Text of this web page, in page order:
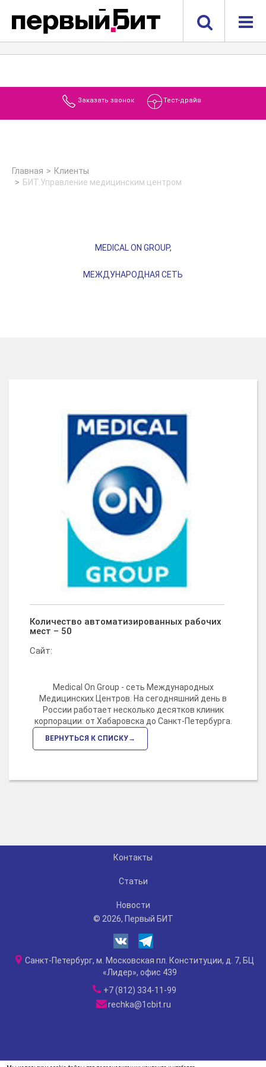
Заказать звонок Тест-драйв
Главная
Клиенты
БИТ.Управление медицинским центром
MEDICAL ON GROUP,
МЕЖДУНАРОДНАЯ СЕТЬ
Количество автоматизированных рабочих
мест – 50
Сайт:
Medical On Group - сеть Международных
Медицинских Центров. На сегодняшний день в
России работает несколько десятков клиник
корпорации: от Хабаровска до Санкт-Петербурга.
ВЕРНУТЬСЯ К СПИСКУ→
Контакты
Статьи
Новости
© 2026, Первый БИТ
Санкт-Петербург, м. Московская пл. Конституции, д. 7, БЦ
«Лидер», офис 439
+7 (812) 334-11-99
rechka@1cbit.ru